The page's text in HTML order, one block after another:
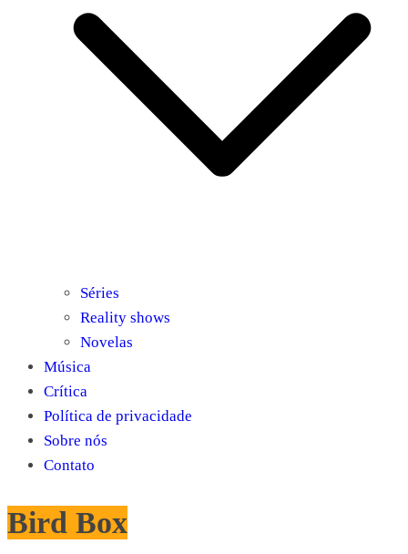
Séries
Reality shows
Novelas
Música
Crítica
Política de privacidade
Sobre nós
Contato
Bird Box